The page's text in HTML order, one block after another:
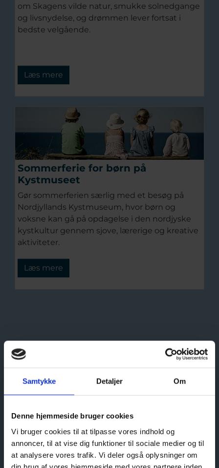
Samtykke Detaljer Om
Denne hjemmeside bruger cookies
Vi bruger cookies til at tilpasse vores indhold og
annoncer, til at vise dig funktioner til sociale medier og til
at analysere vores trafik. Vi deler også oplysninger om
om Skagens vilde natur, smukke solnedgange
og livsnydelse, og drømmen lever fortsat i
bedste velgående.
Læs mere
Sommerferie for børn på
Kystmuseet
Gør sommerferien særlig med et besøg på
Nordjyllands Kystmuseum, hvor børn og
voksne kan gå på opdagelse i den nordjyske
kystkultur gennem sjove, lærerige og kreative
aktiviteter.
Læs mere